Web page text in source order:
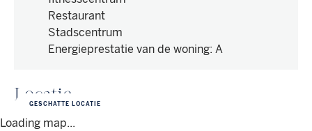
Restaurant
Stadscentrum
Energieprestatie van de woning: A
Locatie
Loading map...
GESCHATTE LOCATIE